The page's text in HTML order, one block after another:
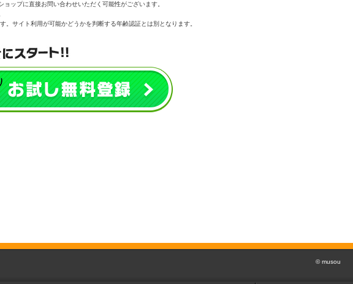
ップに直接お問い合わせいただく可能性がございます。
サイト利用が可能かどうかを判断する年齢認証とは別となります。
© musou